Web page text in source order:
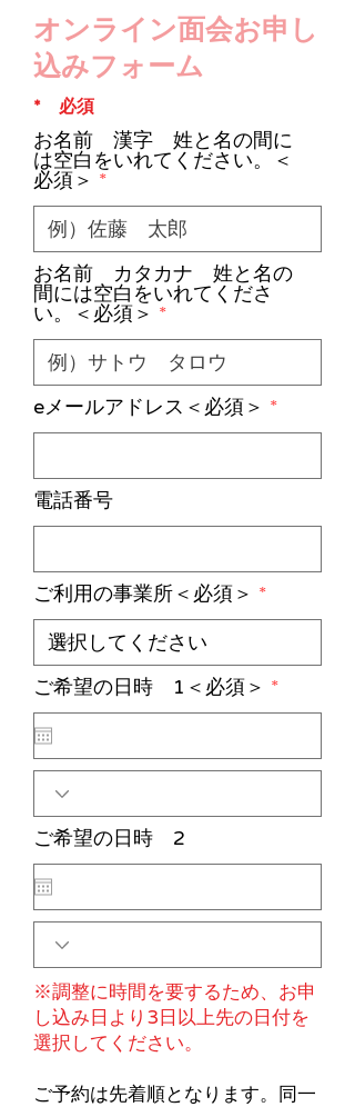
​オンライン面会お申し
込みフォーム
* 必須
お名前 漢字 姓と名の間に
は空白をいれてください。＜
必須＞
お名前 カタカナ 姓と名の
間には空白をいれてくださ
い。＜必須＞
eメールアドレス＜必須＞
電話番号
ご利用の事業所＜必須＞
ご希望の日時 1＜必須＞ *
i
ご希望の日時 2
※調整に時間を要するため、お申
し込み日より3日以上先の日付を
選択してください。
ご予約は先着順となります。同一